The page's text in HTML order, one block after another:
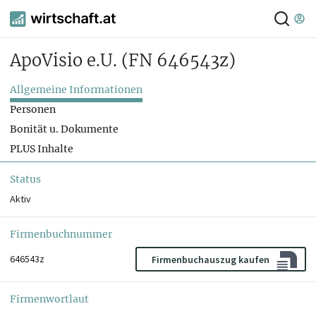
ApoVisio e.U. (FN 646543z)
Allgemeine Informationen
Personen
Bonität u. Dokumente
PLUS Inhalte
Status
Aktiv
Firmenbuchnummer
646543z
Firmenbuchauszug kaufen
Firmenwortlaut